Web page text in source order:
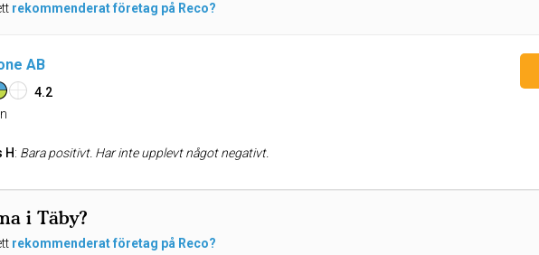
rekommenderat företag på Reco?
AB
4.2
H: Bara positivt. Har inte upplevt något negativt.
i Täby?
rekommenderat företag på Reco?